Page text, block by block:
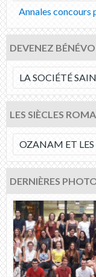
Annales concours
DEVENEZ
LA SOCIÉTÉ
LES SIÈCLES
OZANAM ET
DERNIÈRES